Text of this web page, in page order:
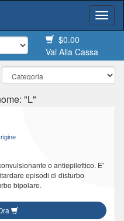
$0.00
Vai Alla Cassa
"L"
o antiepilettico. E'
episodi di disturbo
bipolare.